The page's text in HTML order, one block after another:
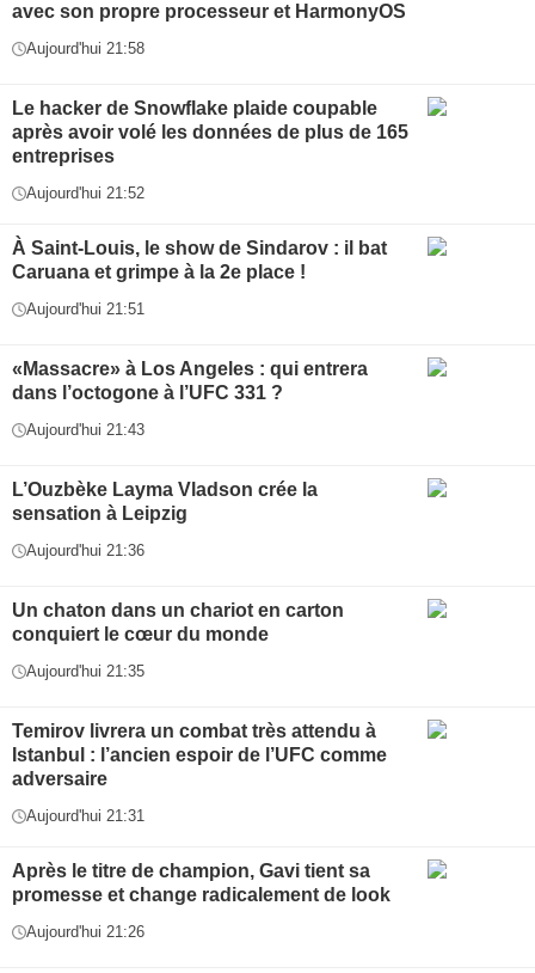
avec son propre processeur et HarmonyOS
Aujourd'hui 21:58
Le hacker de Snowflake plaide coupable
après avoir volé les données de plus de 165
entreprises
Aujourd'hui 21:52
À Saint-Louis, le show de Sindarov : il bat
Caruana et grimpe à la 2e place !
Aujourd'hui 21:51
«Massacre» à Los Angeles : qui entrera
dans l’octogone à l’UFC 331 ?
Aujourd'hui 21:43
L’Ouzbèke Layma Vladson crée la
sensation à Leipzig
Aujourd'hui 21:36
Un chaton dans un chariot en carton
conquiert le cœur du monde
Aujourd'hui 21:35
Temirov livrera un combat très attendu à
Istanbul : l’ancien espoir de l’UFC comme
adversaire
Aujourd'hui 21:31
Après le titre de champion, Gavi tient sa
promesse et change radicalement de look
Aujourd'hui 21:26